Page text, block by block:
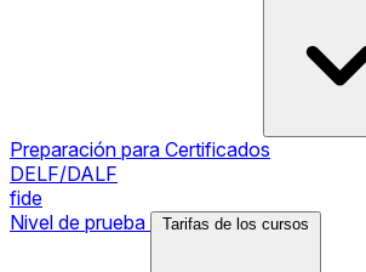
Preparación para Certificados
DELF/DALF
fide
Nivel de prueba
Tarifas de los cursos